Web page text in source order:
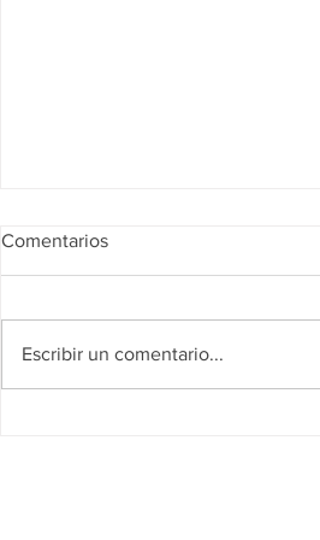
Realidad de octubre
Comentarios
Escribir un comentario...